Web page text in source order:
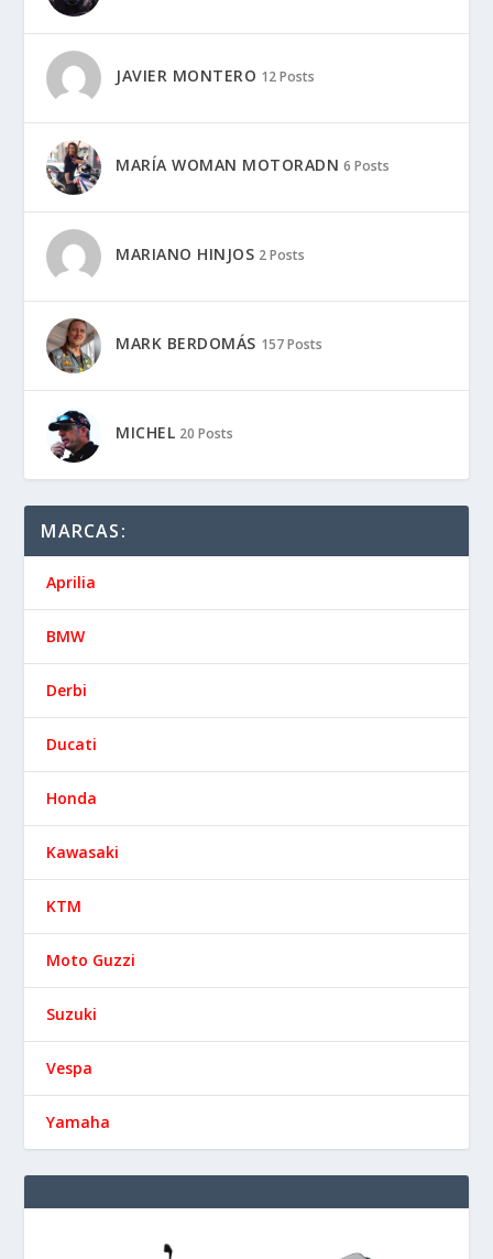
JAVIER MONTERO 12 Posts
MARÍA WOMAN MOTORADN 6 Posts
MARIANO HINJOS 2 Posts
MARK BERDOMÁS 157 Posts
MICHEL 20 Posts
MARCAS:
Aprilia
BMW
Derbi
Ducati
Honda
Kawasaki
KTM
Moto Guzzi
Suzuki
Vespa
Yamaha